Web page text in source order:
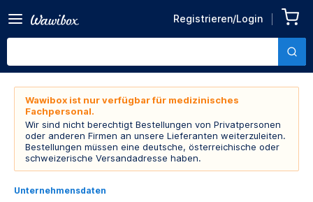
Registrieren/Login
Wawibox ist nur verfügbar für medizinisches
Fachpersonal.
Wir sind nicht berechtigt Bestellungen von Privatpersonen
oder anderen Firmen an unsere Lieferanten weiterzuleiten.
Bestellungen müssen eine deutsche, österreichische oder
schweizerische Versandadresse haben.
Unternehmensdaten